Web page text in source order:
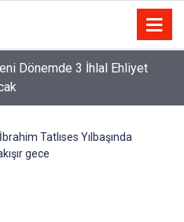
Dönemde 3 İhlal Ehliyet
İbrahim Tatlıses Yılbaşında
gece